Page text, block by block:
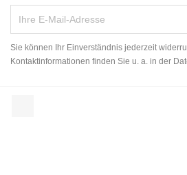
Sie können Ihr Einverständnis jederzeit
Kontaktinformationen finden Sie u. a. in der